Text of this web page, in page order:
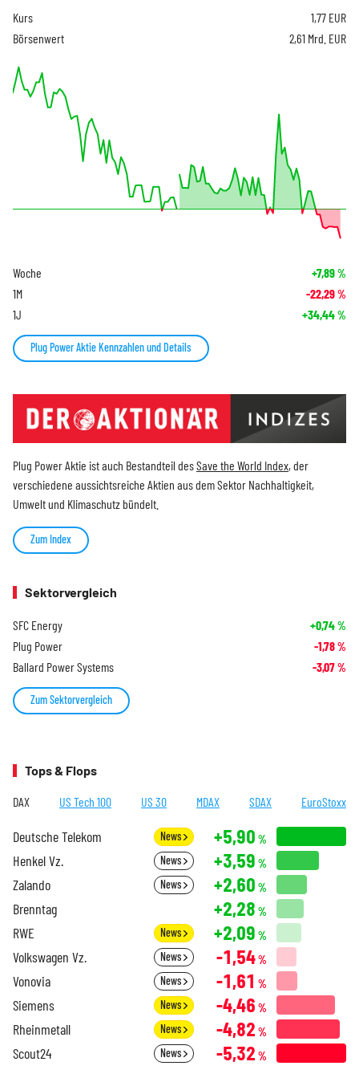
Kurs 1,77 EUR
Börsenwert
2,61 Mrd. EUR
Woche +7,89%
1M -22,29%
1J +34,44%
Plug Power Aktie Kennzahlen und Details
Plug Power Aktie ist auch Bestandteil desSave the World Index, der
verschiedene aussichtsreiche Aktien aus dem Sektor Nachhaltigkeit,
Umwelt und Klimaschutz bündelt.
Zum Index
Sektorvergleich
SFC Energy +0,74%
Plug Power -1,78%
Ballard Power Systems -3,07%
Zum Sektorvergleich
Tops & Flops
DAX US Tech 100 US 30 MDAX SDAX EuroStoxx
Deutsche Telekom News +5,90 %
Henkel Vz. News +3,59 %
Zalando News +2,60 %
Brenntag +2,28 %
RWE News +2,09 %
Volkswagen Vz. News -1,54%
Vonovia News -1,61 %
Siemens News -4,46 %
Rheinmetall News -4,82 %
Scout24 News -5,32 %